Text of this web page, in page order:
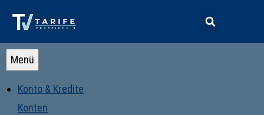
Menü
Konto & Kredite
Konten